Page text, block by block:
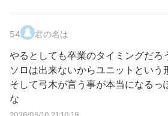
54. 君の名は
やるとしても卒業のタイミングだろ
ソロは出来ないからユニットという
そして弓木が言う事が本当になるっ
な